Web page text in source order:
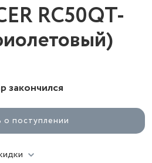
RC50QT-
закончился
о поступлении